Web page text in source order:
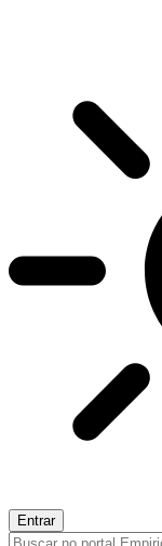
Entrar